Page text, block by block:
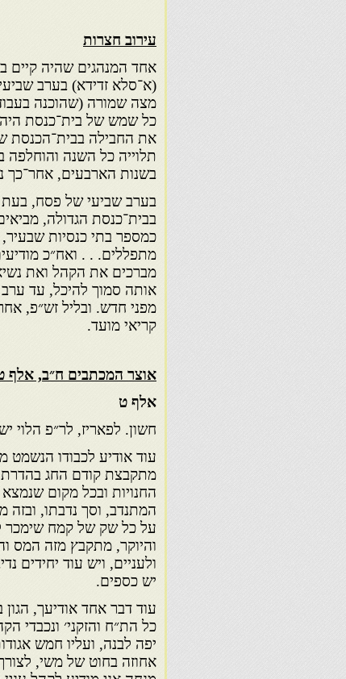
עירוב חצרות
אחד המנהגים שהיה קיים
(א־סלא זדידא) בערב
מצה שמורה (שהוכנה
כל שמש של בית־כנסת
את החבילה בבית־הכנסת
תלוייה כל השנה
בשנות הארבעים, אחר־כך
בערב שביעי של פסח, בעת
בבית־כנסת הגדולה,
כמספר בתי כנסיות
מתפללים. . . ואח״כ
מברכים את הקהל ואת
אותה סמוך להיכל, עד
מפני חדש. ובליל זש״פ,
קריאי מועד.
אוצר המכתבים ח״ב, אלף
אלף ט
חשון. לפאריז, לר״פ הלוי
עוד אודיע לכבודו הנשמט
מתקבצת קודם החג בהדרת
החנויות ובכל מקום
המתנדב, וסך נדבתו, ובזה
על כל שק של קמח שימכר
והיוקר, מתקבץ מזה המס
ולעניים, ויש עוד יחידים
יש כספים.
עוד דבר אחד אודיעך,
כל הת״ח והזקני׳ ונכבדי
יפה לבנה, ועליו חמש
אחוזה בחוט של משי,